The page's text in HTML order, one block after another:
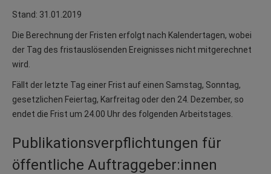
Stand: 31.01.2019
Die Berechnung der Fristen erfolgt nach Kalendertagen, wobei
der Tag des fristauslösenden Ereignisses nicht mitgerechnet
wird.
Fällt der letzte Tag einer Frist auf einen Samstag, Sonntag,
gesetzlichen Feiertag, Karfreitag oder den 24. Dezember, so
endet die Frist um 24.00 Uhr des folgenden Arbeitstages.
Publikationsverpflichtungen für
öffentliche Auftraggeber:innen